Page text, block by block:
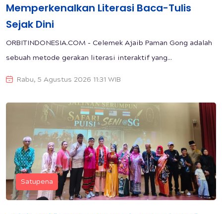
Memperkenalkan Literasi Baca-Tulis
Sejak Dini
ORBITINDONESIA.COM - Celemek Ajaib Paman Gong adalah
sebuah metode gerakan literasi interaktif yang...
Rabu, 5 Agustus 2026 11:31 WIB
Satupena